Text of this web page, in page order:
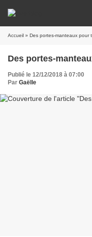
Accueil » Des portes-manteaux pour
Des portes-
Publié le 12/12/2018 à 07:00
Par Gaëlle